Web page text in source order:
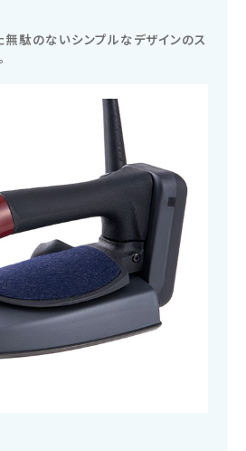
駄のないシンプルなデザインのス